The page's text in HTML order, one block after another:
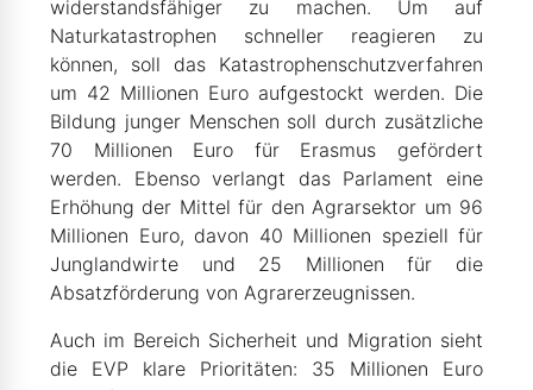
widerstandsfähiger zu machen. Um auf
Naturkatastrophen schneller reagieren zu
können, soll das Katastrophenschutzverfahren
um 42 Millionen Euro aufgestockt werden. Die
Bildung junger Menschen soll durch zusätzliche
70 Millionen Euro für Erasmus gefördert
werden. Ebenso verlangt das Parlament eine
Erhöhung der Mittel für den Agrarsektor um 96
Millionen Euro, davon 40 Millionen speziell für
Junglandwirte und 25 Millionen für die
Absatzförderung von Agrarerzeugnissen.
Auch im Bereich Sicherheit und Migration sieht
die EVP klare Prioritäten: 35 Millionen Euro